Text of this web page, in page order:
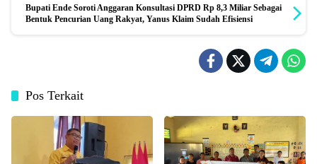
Bupati Ende Soroti Anggaran Konsultasi DPRD Rp 8,3 Miliar Sebagai
Bentuk Pencurian Uang Rakyat, Yanus Klaim Sudah Efisiensi
Pos Terkait